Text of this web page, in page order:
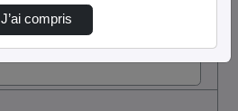
J’ai compris